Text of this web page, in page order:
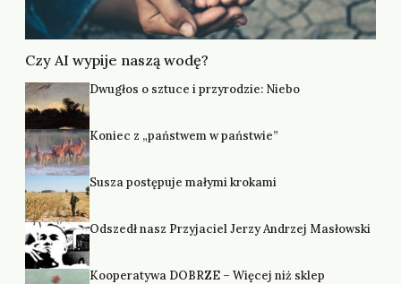
Czy AI wypije naszą wodę?
Dwugłos o sztuce i przyrodzie: Niebo
Koniec z „państwem w państwie”
Susza postępuje małymi krokami
Odszedł nasz Przyjaciel Jerzy Andrzej Masłowski
Kooperatywa DOBRZE – Więcej niż sklep